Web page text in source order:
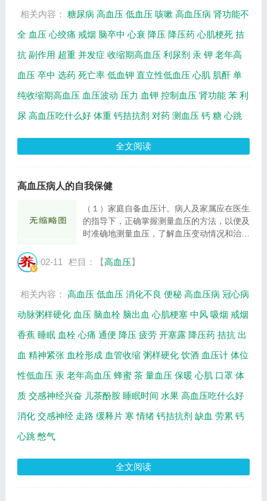
相关内容： 糖尿病 高血压 低血压 咳嗽 高血压病 肾功能不
全 血压 心绞痛 戒烟 脑卒中 心衰 降压 降压药 心肌梗死 拮
抗 副作用 超重 并发症 收缩期高血压 利尿剂 汞 钾 老年高
血压 卒中 选药 死亡率 低血钾 直立性低血压 心肌 肌酐 单
纯收缩期高血压 血压波动 压力 血钾 控制血压 肾功能 苯 利
尿 高血压吃什么好 体重 钙拮抗剂 对药 测血压 钙 糖 心跳
全文阅读
高血压病人的自我保健
（１）家庭自备血压计。病人及家属应在医生
的指导下，正确掌握测量血压的方法，以便及
时准确地测量血压，了解血压变动情况和治疗
在固定的时间、同部位、同体位（平卧位和坐
02-11 栏目：【高血压】
相关内容： 高血压 低血压 消化不良 便秘 高血压病 冠心病
动脉粥样硬化 血压 脑血栓 脑出血 心肌梗塞 中风 吸烟 戒烟
香蕉 睡眠 血栓 心痛 通便 降压 疲劳 开塞露 降压药 拮抗 出
血 精神紧张 血栓形成 血管收缩 粥样硬化 饮酒 血压计 体位
性低血压 汞 老年高血压 蜂蜜 茶 量血压 保暖 心肌 口罩 体
质 交感神经兴奋 儿茶酚胺 睡眠时间 水果 高血压吃什么好
消化 交感神经 走路 缓释片 寒 情绪 钙拮抗剂 缺血 劳累 钙
心跳 憋气
全文阅读